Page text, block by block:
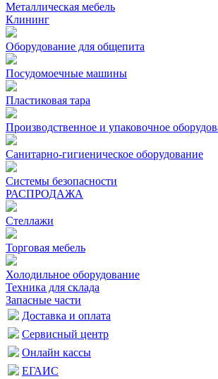
Металлическая мебель
Клининг
Оборудование для общепита
Посудомоечные машины
Пластиковая тара
Производственное и упаковочное
Санитарно-гигиеническое оборудование
Системы безопасности
РАСПРОДАЖА
Стеллажи
Торговая мебель
Холодильное оборудование
Техника для склада
Запасные части
Доставка и оплата
Сервисный центр
Онлайн кассы
ЕГАИС